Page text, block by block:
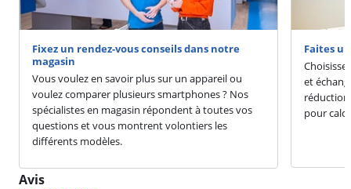
Fixez un rendez-vous conseils dans notre
magasin
Vous voulez en savoir plus sur un appareil ou
voulez comparer plusieurs smartphones ? Nos
spécialistes en magasin répondent à toutes vos
questions et vous montrent volontiers les
différents modèles.
Faites
et
pour
Avis